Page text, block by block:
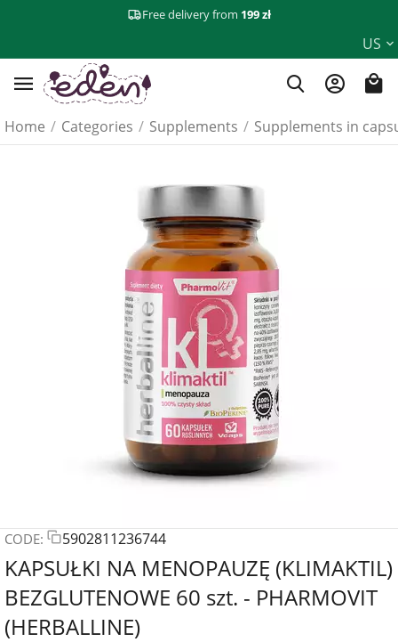
Free delivery from 199 zł
US
Home / Categories / Supplements / Supplements in
CODE: 5902811236744
KAPSUŁKI NA MENOPAUZĘ (KLIMAKTIL)
BEZGLUTENOWE 60 szt. - PHARMOVIT
(HERBALLINE)